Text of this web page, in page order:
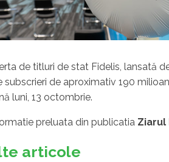
de titluri de stat Fidelis, lansată
subscrieri de aproximativ 190
luni, 13 octombrie.
preluata din publicatia Ziarul
articole